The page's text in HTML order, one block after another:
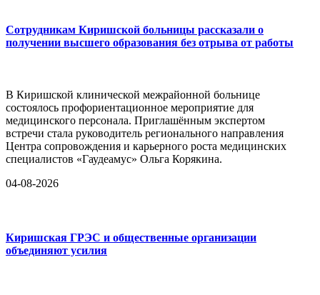
Сотрудникам Киришской больницы рассказали о
получении высшего образования без отрыва от работы
В Киришской клинической межрайонной больнице
состоялось профориентационное мероприятие для
медицинского персонала. Приглашённым экспертом
встречи стала руководитель регионального направления
Центра сопровождения и карьерного роста медицинских
специалистов «Гаудеамус» Ольга Корякина.
04-08-2026
Киришская ГРЭС и общественные организации
объединяют усилия